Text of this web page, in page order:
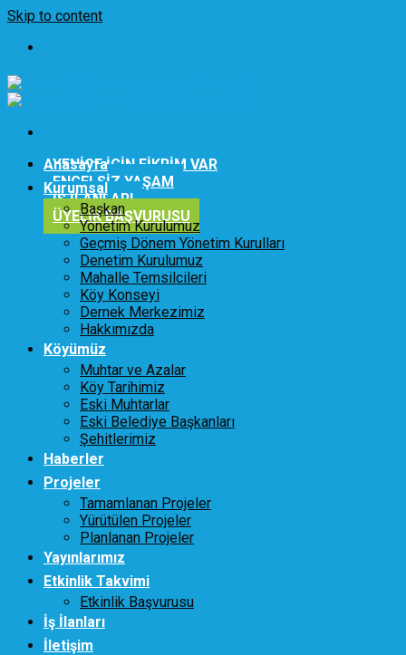
Skip to content
YENİCE İÇİN FİKRİM VAR
ENGELSİZ YAŞAM
İŞ İLANLARI
ÜYELİK BAŞVURUSU
Anasayfa
Kurumsal
Başkan
Yönetim Kurulumuz
Geçmiş Dönem Yönetim Kurulları
Denetim Kurulumuz
Mahalle Temsilcileri
Köy Konseyi
Dernek Merkezimiz
Hakkımızda
Köyümüz
Muhtar ve Azalar
Köy Tarihimiz
Eski Muhtarlar
Eski Belediye Başkanları
Şehitlerimiz
Haberler
Projeler
Tamamlanan Projeler
Yürütülen Projeler
Planlanan Projeler
Yayınlarımız
Etkinlik Takvimi
Etkinlik Başvurusu
İş İlanları
İletişim